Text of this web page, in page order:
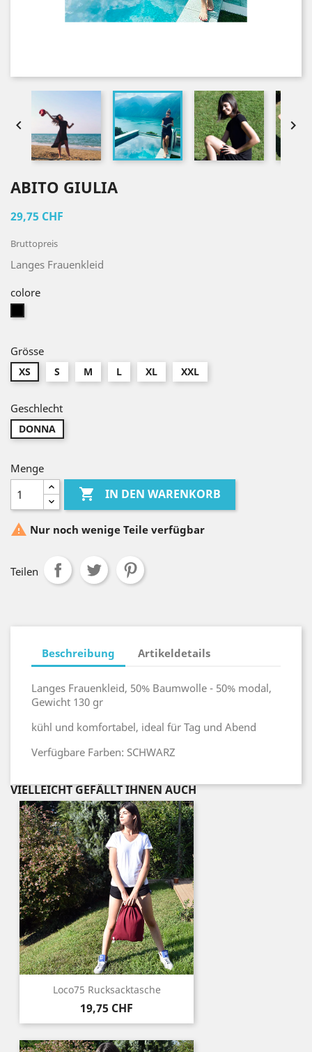
 
ABITO GIULIA
29,75 CHF
Bruttopreis
Langes Frauenkleid
colore
Grösse
XS S M L XL XXL
Geschlecht
DONNA
Menge
 IN DEN WARENKORB
 Nur noch wenige Teile verfügbar
Teilen
Beschreibung Artikeldetails
Langes Frauenkleid, 50% Baumwolle - 50% modal,
Gewicht 130 gr
kühl und komfortabel, ideal für Tag und Abend
Verfügbare Farben: SCHWARZ
VIELLEICHT GEFÄLLT IHNEN AUCH
Loco75 Rucksacktasche
Preis
19,75 CHF